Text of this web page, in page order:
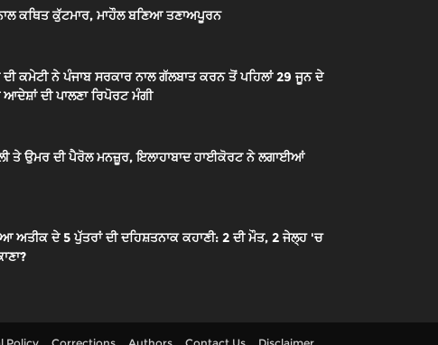
ਕਥਿਤ ਕੁੱਟਮਾਰ, ਮਾਹੌਲ ਬਣਿਆ ਤਣਾਅਪੂਰਨ
ਦੀ ਕਮੇਟੀ ਨੇ ਪੰਜਾਬ ਸਰਕਾਰ ਨਾਲ ਗੱਲਬਾਤ ਕਰਨ ਤੋਂ ਪਹਿਲਾਂ 29 ਜੂਨ ਦੇ
ਦੀ ਪਾਲਣਾ ਰਿਪੋਰਟ ਮੰਗੀ
ਤੇ ਉਮਰ ਦੀ ਪੈਰੋਲ ਮਨਜ਼ੂਰ, ਇਲਾਹਾਬਾਦ ਹਾਈਕੋਰਟ ਨੇ ਲਗਾਈਆਂ
ਅਤੀਕ ਦੇ 5 ਪੁੱਤਰਾਂ ਦੀ ਦਹਿਸ਼ਤਨਾਕ ਕਹਾਣੀ: 2 ਦੀ ਮੌਤ, 2 ਜੇਲ੍ਹ 'ਚ